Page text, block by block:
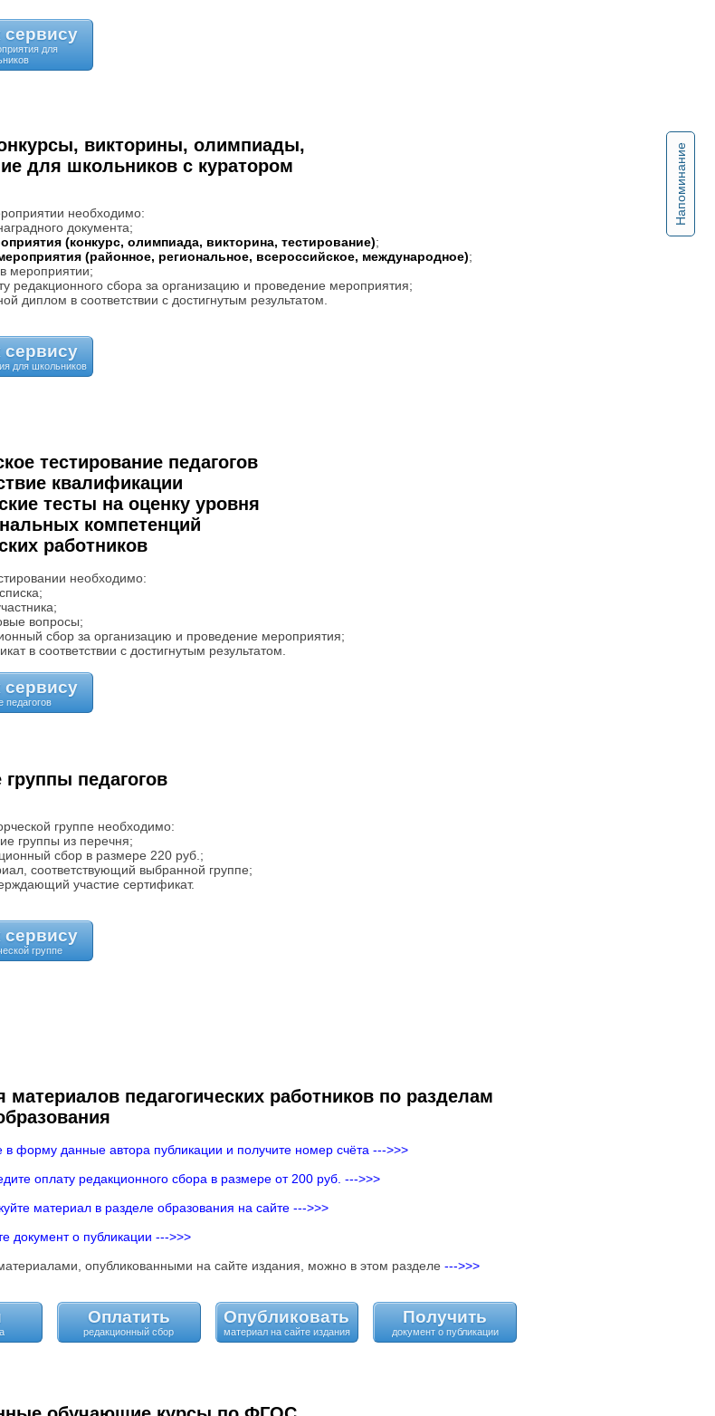
Напоминание
сервису
для
дошкольников
викторины, олимпиады,
для школьников с куратором
необходимо:
документа;
(конкурс, олимпиада, викторина, тестирование);
(районное, региональное, всероссийское, международное);
мероприятии;
редакционного сбора за организацию и проведение мероприятия;
диплом в соответствии с достигнутым результатом.
сервису
тестирование педагогов
квалификации
тесты на оценку уровня
компетенций
работников
необходимо:
вопросы;
сбор за организацию и проведение мероприятия;
в соответствии с достигнутым результатом.
сервису
тестирование педагогов
группы педагогов
группе необходимо:
группы из перечня;
сбор в размере 220 руб.;
соответствующий выбранной группе;
участие сертификат.
сервису
материалов педагогических работников по разделам
в форму данные автора публикации и получите номер счёта --->>>
оплату редакционного сбора в размере от 200 руб. --->>>
материал в разделе образования на сайте --->>>
документ о публикации --->>>
опубликованными на сайте издания, можно в этом разделе --->>>
Оплатить Опубликовать
материал на сайте издания
Получить
документ о публикации